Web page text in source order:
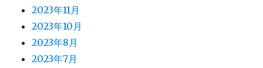
2023年11月
2023年10月
2023年8月
2023年7月